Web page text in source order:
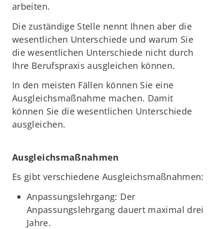
arbeiten.
Die zuständige Stelle nennt Ihnen aber die
wesentlichen Unterschiede und warum Sie
die wesentlichen Unterschiede nicht durch
Ihre Berufspraxis ausgleichen können.
In den meisten Fällen können Sie eine
Ausgleichsmaßnahme machen. Damit
können Sie die wesentlichen Unterschiede
ausgleichen.
Ausgleichsmaßnahmen
Es gibt verschiedene Ausgleichsmaßnahmen:
Anpassungslehrgang: Der
Anpassungslehrgang dauert maximal drei
Jahre.